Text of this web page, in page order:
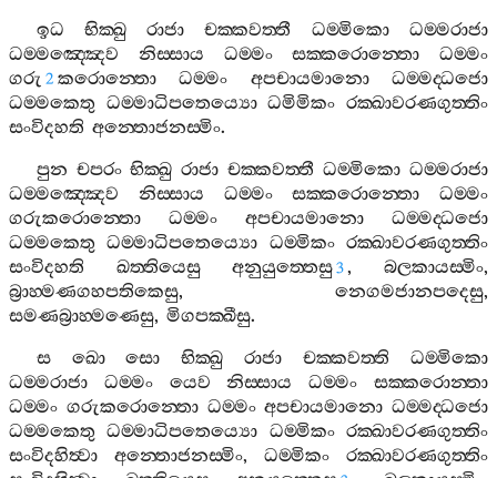
ඉධ
භික‍්ඛු රාජා චක‍්කවත‍්තී ධම‍්මිකො
ධම‍්මරාජා
ධම‍්මඤ‍්ඤෙව
නිස‍්සාය ධම‍්මං සක‍්කරොන‍්තො
ධම‍්මං
ගරු 2 කරොන‍්තො ධම‍්මං අපචායමානො
ධම‍්මද‍්ධජො
ධම‍්මකෙතු ධම‍්මාධිපතෙය්‍යො ධමිමිකං රක‍්ඛාවරණගුත‍්තිං
සංවිදහති අන‍්තොජනස‍්මිං.
පුන චපරං භික‍්ඛු රාජා චක‍්කවත‍්තී ධම‍්මිකො ධම‍්මරාජා
ධම‍්මඤ‍්ඤෙව
නිස‍්සාය ධම‍්මං සක‍්කරොන‍්තො
ධම‍්මං
ගරුකරොන‍්තො
ධම‍්මං අපචායමානො
ධම‍්මද‍්ධජො
ධම‍්මකෙතු ධම‍්මාධිපතෙය්‍යො ධම‍්මිකං රක‍්ඛාවරණගුත‍්තිං
සංවිදහති
ඛත‍්තියෙසු අනුයුත‍්තෙසු3,බලකායස‍්මිං,
බ්‍රාහ‍්මණගහපතිකෙසු, නෙගමජානපදෙසු,
සමණබ්‍රාහ‍්මණෙසු, මිගපක‍්ඛීසු.
ස
ඛො සො භික‍්ඛු රාජා චක‍්කවත‍්ති
ධම‍්මිකො
ධම‍්මරාජා
ධම‍්මං යෙව නිස‍්සාය ධම‍්මං
සක‍්කරොන‍්තා
ධම‍්මං ගරුකරොන‍්තො ධම‍්මං අපචායමානො ධම‍්මද‍්ධජො
ධම‍්මකෙතු ධම‍්මාධිපතෙය්‍යො ධම‍්මිකං රක‍්ඛාවරණගුත‍්තිං
සංවිදහිත්‍වා
අන‍්තොජනස‍්මිං, ධම‍්මිකං
රක‍්ඛාවරණගුත‍්තිං